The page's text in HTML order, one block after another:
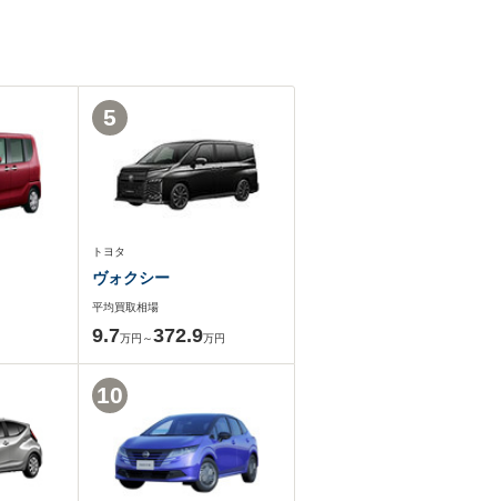
トヨタ
ヴォクシー
平均買取相場
9.7万円～372.9万円
5
10